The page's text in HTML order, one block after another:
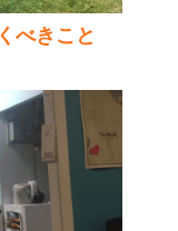
べきこと